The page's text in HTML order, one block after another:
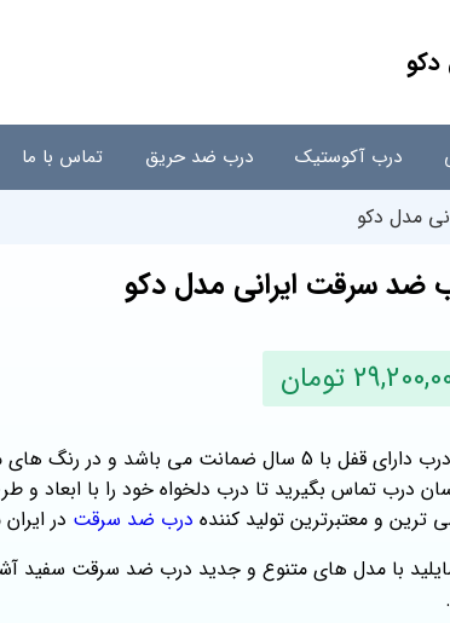
درب آکوستیک درب ضد حریق تماس با ما
مدل دکو
ضد سرقت ایرانی مدل دکو
تومان
این درب دارای قفل با 5 سال ضمانت می باشد
درب تماس بگیرید تا درب دلخواه خود را با ابعاد
ترین و معتبرترین تولید کننده درب ضد سرقت در
با مدل‌ های متنوع و جدید درب ضد سرقت سفید